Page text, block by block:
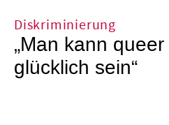
Diskriminierung
„Man kann
glücklich sein“